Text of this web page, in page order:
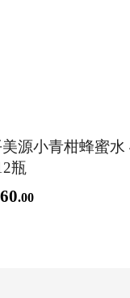
源小青柑蜂蜜水
瓶
60.00